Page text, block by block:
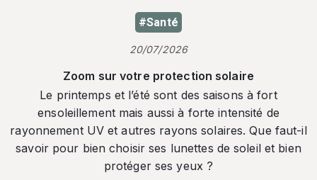
#Santé
20/07/2026
Zoom sur votre protection solaire
Le printemps et l’été sont des saisons à fort
ensoleillement mais aussi à forte intensité de
rayonnement UV et autres rayons solaires. Que faut-il
savoir pour bien choisir ses lunettes de soleil et bien
protéger ses yeux ?